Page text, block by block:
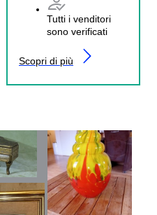
Tutti i venditori
sono verificati
Scopri di più